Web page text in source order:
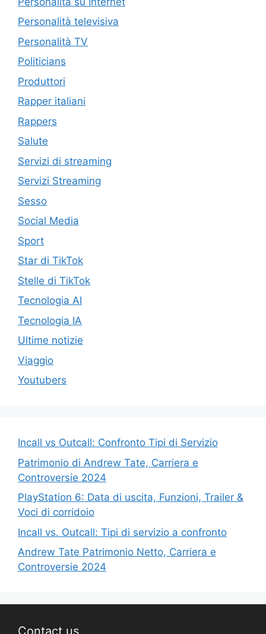
Personalità televisiva
Personalità TV
Politicians
Produttori
Rapper italiani
Rappers
Salute
Servizi di streaming
Servizi Streaming
Sesso
Social Media
Sport
Star di TikTok
Stelle di TikTok
Tecnologia AI
Tecnologia IA
Ultime notizie
Viaggio
Youtubers
Incall vs Outcall: Confronto Tipi di Servizio
Patrimonio di Andrew Tate, Carriera e
Controversie 2024
PlayStation 6: Data di uscita, Funzioni, Trailer &
Voci di corridoio
Incall vs. Outcall: Tipi di servizio a confronto
Andrew Tate Patrimonio Netto, Carriera e
Controversie 2024
Contact us